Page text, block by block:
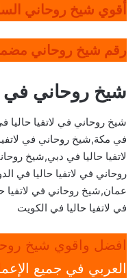
أقوي شيخ روحاني
رقم شيخ روحاني
شيخ روحاني في
شيخ روحاني في لاتفيا حاليا
في مكة,شيخ روحاني في
لاتفيا حاليا في دبي,شيخ
روحاني في لاتفيا حاليا في
عمان,شيخ روحاني في
في لاتفيا حاليا في الكويت
افضل واقوي شيخ
العربي في جميع